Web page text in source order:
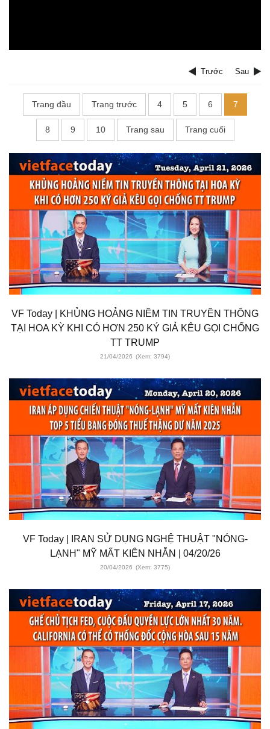
Trước Sau
Trang đầu Trang trước 4 5 6 7
8 9 10 Trang sau Trang cuối
VF Today | KHỦNG HOẢNG NIỀM TIN TRUYỀN THÔNG
TẠI HOA KỲ KHI CÓ HƠN 250 KÝ GIẢ KÊU GỌI CHỐNG
TT TRUMP
21/04/2026 (Xem: 3794)
VF Today | IRAN SỬ DỤNG NGHỆ THUẬT "NÓNG-
LẠNH" MỸ MẤT KIÊN NHẪN | 04/20/26
20/04/2026 (Xem: 3775)